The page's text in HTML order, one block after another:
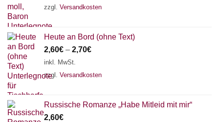
zzgl. Versandkosten
Heute an Bord (ohne Text)
2,60€ – 2,70€
inkl. MwSt.
zzgl. Versandkosten
Russische Romanze „Habe Mitleid mit mir“
2,60€